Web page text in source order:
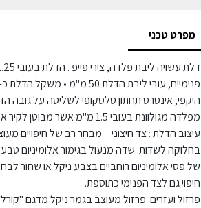
מפרט טכני
היקפי, אינסרט תחתון טלסקופי לשליטה על גובה
מפלדה מגולוונת בעובי 1.5 מ"מ אשר מבוטן לקיר או משקוף כיסוי מותקן על גבי משקוף קיים.
עיצוב הדלת : צד חיצוני – מבחר רב של חיפויים
בחלוקה לשדות. שדה מנעול בגימור אלומיניום טבעי
של פסי אלומיניום רוחביים בצבע ניקל או שחור
חיפוי גם לצד הפנימי כתוספת.
פרזול ועזרים: פרזול מעוצב בגמר ניקל מדגם